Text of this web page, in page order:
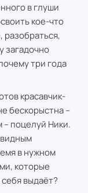
в глуши
кое-что
разобраться,
загадочно
три года
красавчик-
бескорыстна –
– поцелуй Ники.
в нужном
которые
выдаёт?